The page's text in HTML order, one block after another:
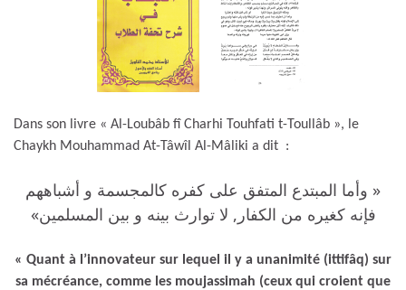
Dans son livre « Al-Loubâb fî Charhi Touhfati t-Toullâb », le
Chaykh Mouhammad At-Tâwîl Al-Mâliki a dit :
« وأما المبتدع المتفق على كفره كالمجسمة و أشباههم
فإنه كغيره من الكفار, لا توارث بينه و بين المسلمين»
« Quant à l’innovateur sur lequel il y a unanimité (ittifâq) sur
sa mécréance, comme les moujassimah (ceux qui croient que